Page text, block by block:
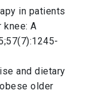
in patients
A
and dietary
older